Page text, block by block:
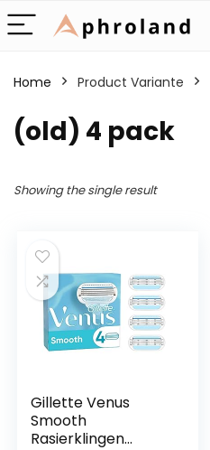
Home Product Variante
(old) 4 pack
Showing the single result
Gillette Venus
Smooth
Rasierklingen